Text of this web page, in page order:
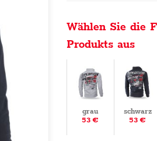
Wählen Sie die
Produkts aus
grau
53 €
schwarz
53 €